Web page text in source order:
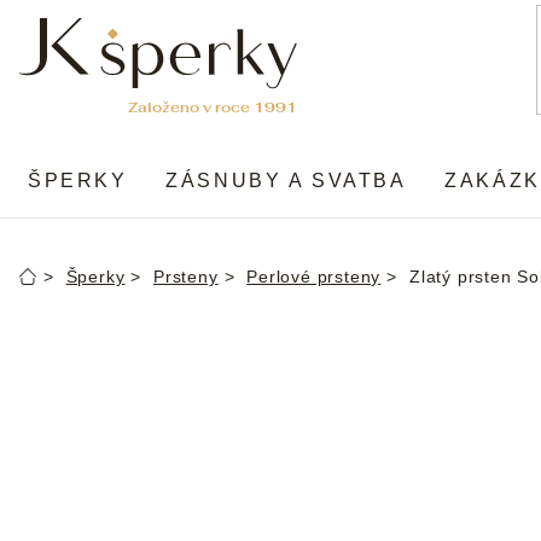
obsah
ŠPERKY ZÁSNUBY A SVATBA
DomůŠperky Prsteny Perlové prsteny Zlatý prsten